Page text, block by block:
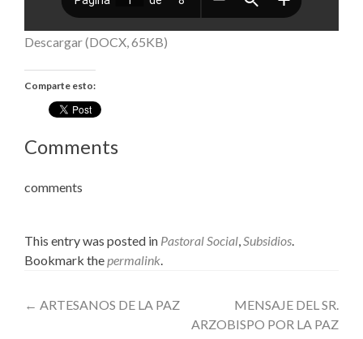
Descargar (DOCX, 65KB)
Comparte esto:
Comments
comments
This entry was posted in Pastoral Social,Subsidios.
Bookmark thepermalink.
Post
← ARTESANOS DE LA PAZ
MENSAJE DEL SR.
ARZOBISPO POR LA PAZ